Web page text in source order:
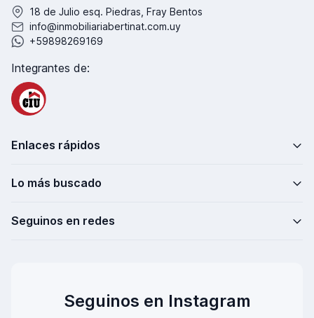
18 de Julio esq. Piedras, Fray Bentos
info@inmobiliariabertinat.com.uy
+59898269169
Integrantes de:
Enlaces rápidos
Lo más buscado
Seguinos en redes
Seguinos en Instagram